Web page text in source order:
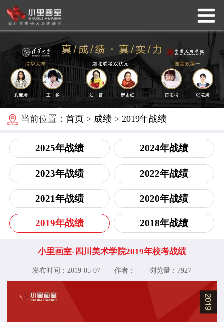
当前位置：首页 > 成绩 > 2019年战绩
2025年战绩 2024年战绩
2023年战绩 2022年战绩
2021年战绩 2020年战绩
2019年战绩 2018年战绩
小里画室-四川美术学院2019年校考战绩
发布时间：2019-05-07 作者： 浏览量： 7927